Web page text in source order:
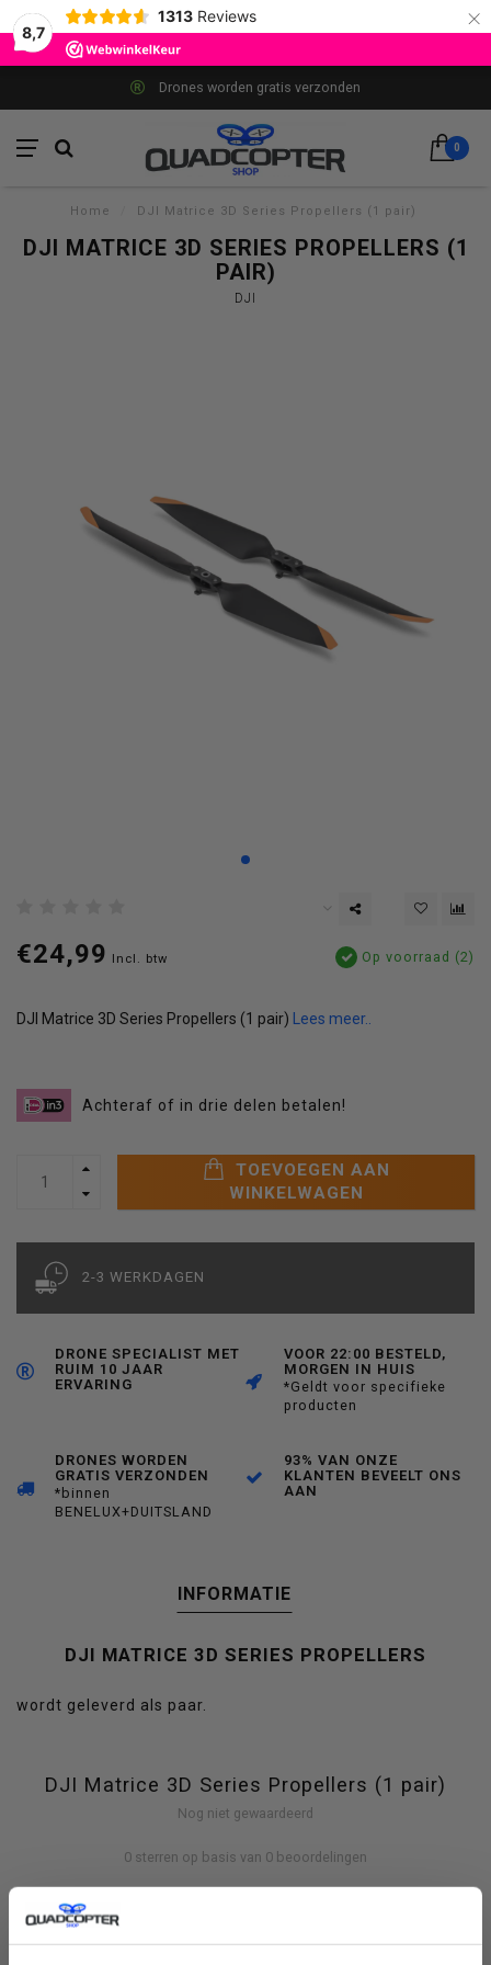
8,7
1313 Reviews ×
Drones worden gratis verzonden
0
Home DJI Matrice 3D Series Propellers (1 pair)
DJI MATRICE 3D SERIES PROPELLERS (1
PAIR)
DJI
€24,99 Incl. btw Op voorraad (2)
DJI Matrice 3D Series Propellers (1 pair) Lees meer..
Achteraf of in drie delen betalen!
TOEVOEGEN AAN
WINKELWAGEN
2-3 WERKDAGEN
DRONE SPECIALIST MET
RUIM 10 JAAR
ERVARING
VOOR 22:00 BESTELD,
MORGEN IN HUIS
*Geldt voor specifieke
producten
DRONES WORDEN
GRATIS VERZONDEN
*binnen
BENELUX+DUITSLAND
93% VAN ONZE
KLANTEN BEVEELT ONS
AAN
INFORMATIE
DJI MATRICE 3D SERIES PROPELLERS
wordt geleverd als paar.
DJI Matrice 3D Series Propellers (1 pair)
Nog niet gewaardeerd
0 sterren op basis van 0 beoordelingen